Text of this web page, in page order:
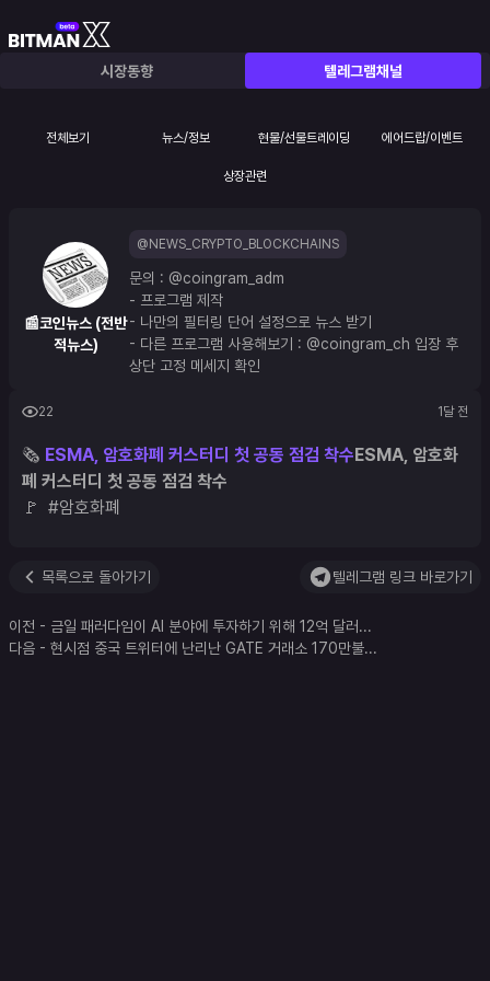
시장동향 텔레그램채널
전체보기 뉴스/정보 현물/선물트레이딩 에어드랍/이벤트
상장관련
22 1달 전
🗞 ESMA, 암호화폐 커스터디 첫 공동 점검 착수ESMA, 암호화
폐 커스터디 첫 공동 점검 착수
🚩  #암호화폐
목록으로 돌아가기 텔레그램 링크 바로가기
이전 - 금일 패러다임이 AI 분야에 투자하기 위해 12억 달러...
다음 - 현시점 중국 트위터에 난리난 GATE 거래소 170만불...
📰코인뉴스 (전반
적뉴스)
@NEWS_CRYPTO_BLOCKCHAINS
문의 : @coingram_adm
- 프로그램 제작
- 나만의 필터링 단어 설정으로 뉴스 받기
- 다른 프로그램 사용해보기 : @coingram_ch 입장 후
상단 고정 메세지 확인